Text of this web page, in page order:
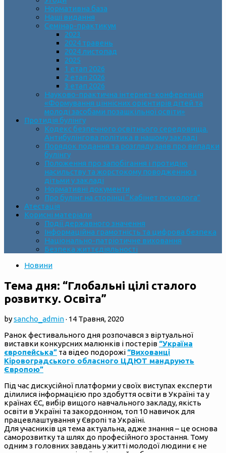
Нормативна база
Наші видання
Семінар-практикум
2023
2024 травень
2024 листопад
2025
1 етап 2026
2 етап 2026
3 етап 2026
Науково-практична інтернет-конференція
«Формування ціннісних орієнтирів дітей та
молоді засобами позашкільної освіти»
Протидія булінгу
Кодекс безпечного освітнього середовища.
Антибулінгова політика в нашому закладі
Порядок подання та розгляду заяв про випадки
булінгу
Положення про запобігання і протидію
насильству та жорстокому поводженню з
дітьми у закладі
Нормативні документи
Про булінг на сторінці “Кабінет психолога”
Атестація
Корисні матеріали
Події державного значення
Інформаційна грамотність та цифрова безпека
Національно-патріотичне виховання
Безпека життєдіяльності
Новини
Тема дня: “Глобальні цілі сталого
розвитку. Освіта”
bysancho_admin· 14 Травня, 2020
Ранок фестивального дня розпочався з віртуальної
виставки конкурсних малюнків і постерів “Україна
європейська” та відео подорожі “Вихованці
Кіровоградського обласного ЦДЮТ мандрують
Європою”
Під час дискусійної платформи у своїх виступах експерти
ділилися інформацією про здобуття освіти в Україні та у
країнах ЄС, вибір вищого навчального закладу, якість
освіти в Україні та закордонном, топ 10 навичок для
працевлаштування у Європі та Україні.
Для учасників ця тема актуальна, адже знання – це основа
саморозвитку та шлях до професійного зростання. Тому
одним з головних завдань у житті молодої людини є не